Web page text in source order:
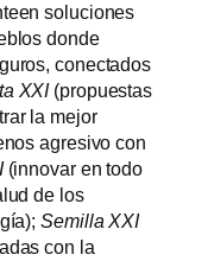
soluciones
donde
conectados
XXI (propuestas
la mejor
agresivo con
(innovar en todo
de los
Semilla XXI
con la